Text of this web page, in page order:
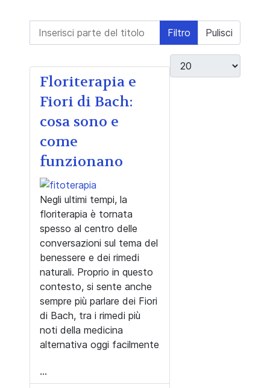
Inserisci parte del titolo Filtro Pulisci
Visualizza #
Floriterapia e
Fiori di Bach:
cosa sono e
come
funzionano
Negli ultimi tempi, la
floriterapia è tornata
spesso al centro delle
conversazioni sul tema del
benessere e dei rimedi
naturali. Proprio in questo
contesto, si sente anche
sempre più parlare dei Fiori
di Bach, tra i rimedi più
noti della medicina
alternativa oggi facilmente
...